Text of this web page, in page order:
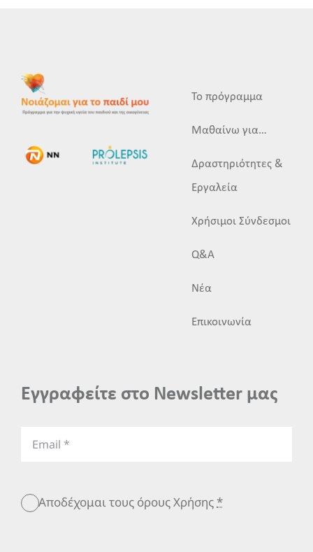
Το πρόγραμμα
Μαθαίνω για…
Δραστηριότητες &
Εργαλεία
Χρήσιμοι Σύνδεσμοι
Q&A
Νέα
Επικοινωνία
Εγγραφείτε στο Newsletter μας
Αποδέχομαι τους όρους Χρήσης*